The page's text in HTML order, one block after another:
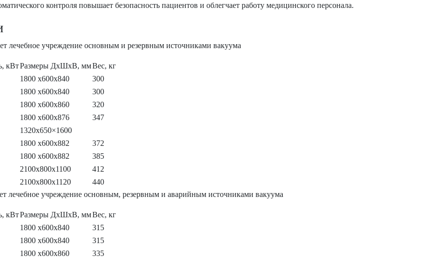
контроля повышает безопасность пациентов и облегчает работу медицинского персонала.
лечебное учреждение основным и резервным источниками вакуума
кВтРазмеры ДхШхВ, ммВес, кг
1800 х600х840
300
1800 х600х840
300
1800 х600х860
320
1800 х600х876
347
1320х650×1600
1800 х600х882
372
1800 х600х882
385
2100х800х1100
412
2100х800х1120
440
лечебное учреждение основным, резервным и аварийным источниками вакуума
кВтРазмеры ДхШхВ, ммВес, кг
1800 х600х840
315
1800 х600х840
315
1800 х600х860
335